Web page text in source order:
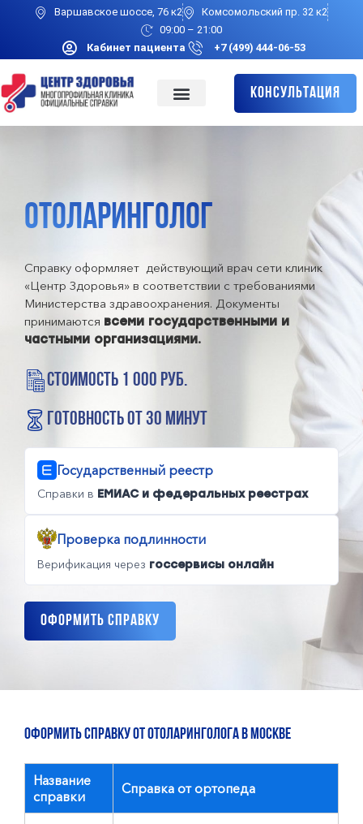
Варшавское шоссе, 76 к2
Комсомольский пр. 32 к2
09:00 – 21:00
Кабинет пациента
+7 (499) 444-06-53
Консультация
ОТОЛАРИНГОЛОГ
Справку оформляет действующий врач сети клиник
«Центр Здоровья» в соответствии с требованиями
Министерства здравоохранения. Документы
принимаются всеми государственными и
частными организациями.
стоимость 1 000 руб.
готовность от 30 минут
Государственный реестр
Справки в ЕМИАС и федеральных реестрах
Проверка подлинности
Верификация через госсервисы онлайн
Оформить справку
Оформить справку от отоларинголога в Москве
Название
справки
Справка от ортопеда